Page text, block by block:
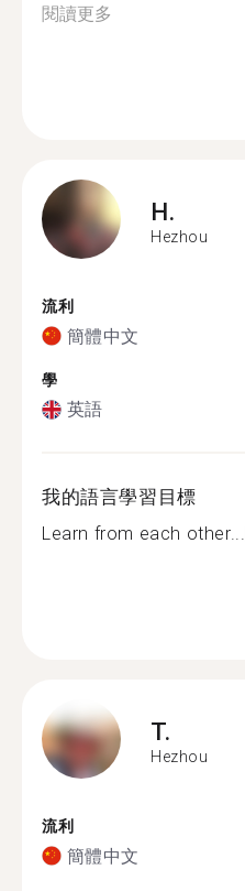
閱讀更多
H.
Hezhou
流利
簡體中文
學
英語
我的語言學習目標
Learn from each other...
T.
Hezhou
流利
簡體中文